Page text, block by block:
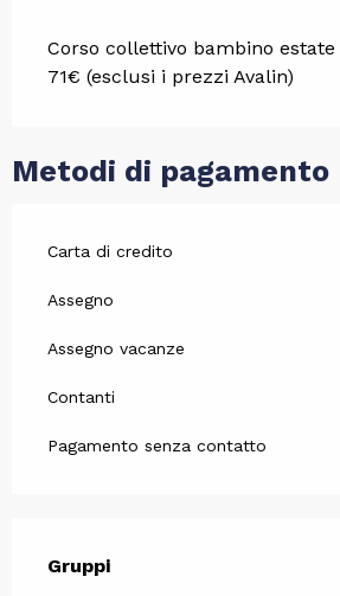
Corso collettivo bambino estate
71€ (esclusi i prezzi Avalin)
Metodi di pagamento
Carta di credito
Assegno
Assegno vacanze
Contanti
Pagamento senza contatto
Gruppi
Gruppi